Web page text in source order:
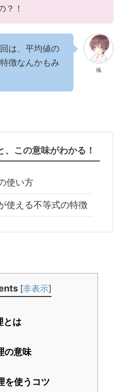
？！
は、平均値の
徴なんかもみ
楓
、この意味がわかる！
使い方
使える不等式の特徴
[非表示]
とは
の意味
を使うコツ